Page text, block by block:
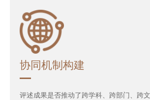
协同机制构建
评述成果是否推动了跨学科、跨部门、跨